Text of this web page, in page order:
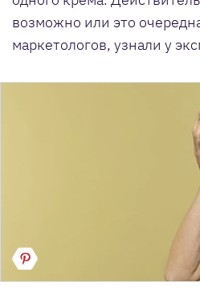
возможно или это
маркетологов, узнали у